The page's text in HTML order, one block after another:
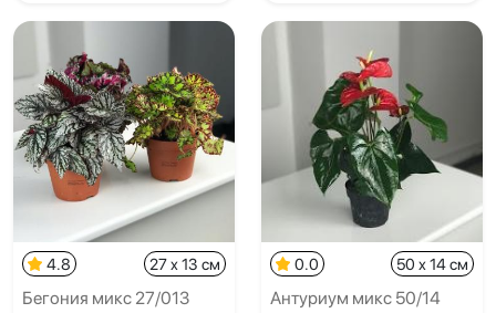
4.8 27 x 13 см
Бегония микс 27/013
0.0 50 x 14 см
Антуриум микс 50/14